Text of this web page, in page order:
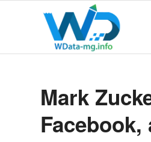
Mark